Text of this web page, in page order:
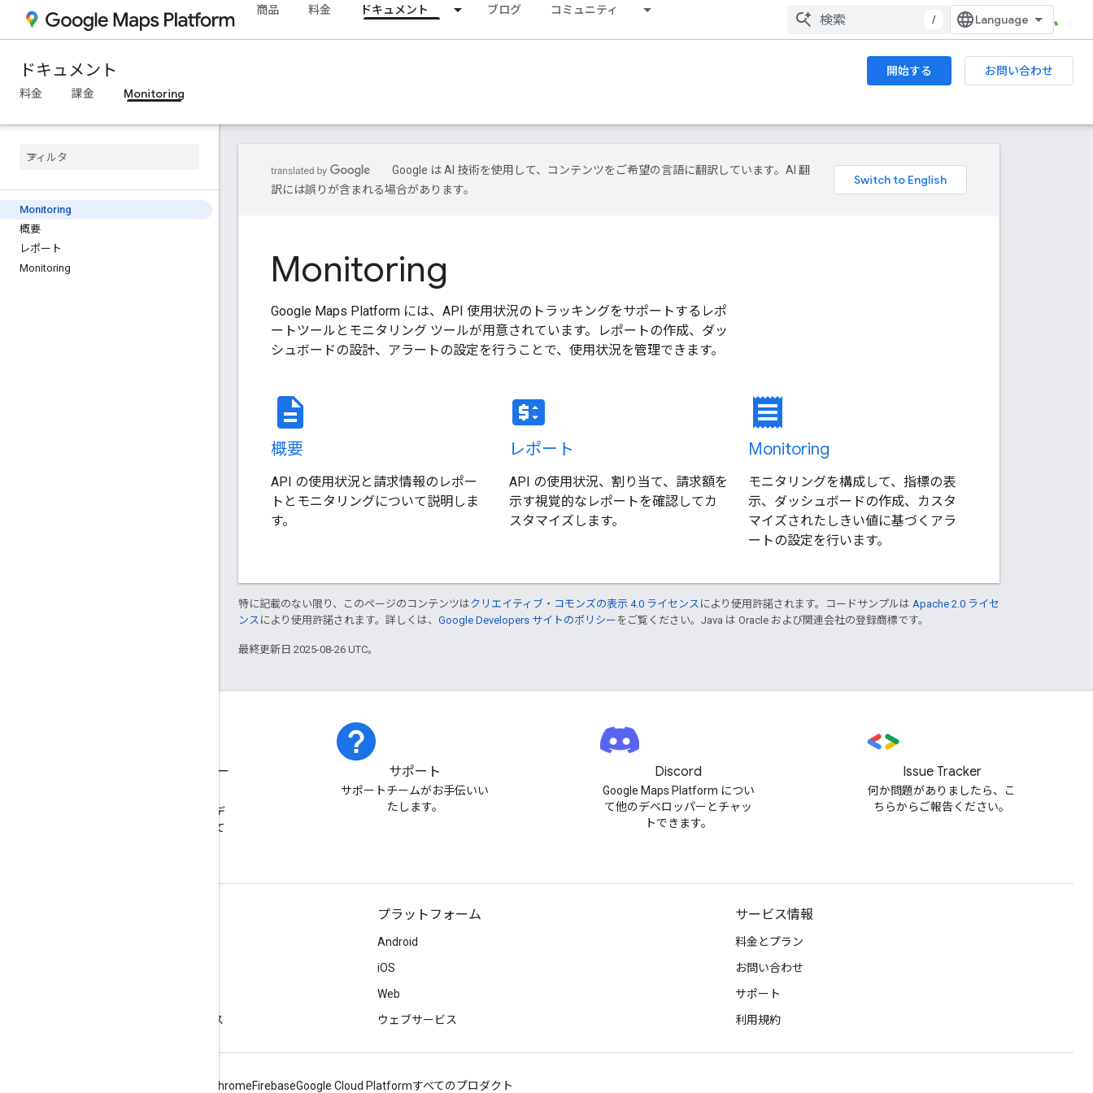
商品 料金 ドキュメント ブログ コミュニティ
/
ドキュメント 開始する
お問い合わせ
料金
課金 Monitoring
Monitoring
概要
レポート
Monitoring
Google は AI 技術を使用して、コンテンツをご希望の言語に翻訳しています。AI 翻
訳には誤りが含まれる場合があります。
Monitoring
Google Maps Platform には、API 使用状況のトラッキングをサポートするレポ
ートツールとモニタリング ツールが用意されています。レポートの作成、ダッ
シュボードの設計、アラートの設定を行うことで、使用状況を管理できます。
description
概要
API の使用状況と請求情報のレポー
トとモニタリングについて説明しま
す。
price_change
レポート
API の使用状況、割り当て、請求額を
示す視覚的なレポートを確認してカ
スタマイズします。
receipt
Monitoring
モニタリングを構成して、指標の表
示、ダッシュボードの作成、カスタ
マイズされたしきい値に基づくアラ
ートの設定を行います。
特に記載のない限り、このページのコンテンツはクリエイティブ・コモンズの表示 4.0 ライセンス により使用許諾されます。コードサンプルは Apache 2.0 ライセ
ンス により使用許諾されます。詳しくは、 Google Developers サイトのポリシー をご覧ください。Java は Oracle および関連会社の登録商標です。
最終更新日 2025-08-26 UTC。
プラットフォームのステー
プラットフォームのインシデ
ントとサービス停止について
サポート
サポートチームがお手伝いい
たします。
Discord
Google Maps Platform につい
て他のデベロッパーとチャッ
トできます。
Issue Tracker
何か問題がありましたら、こ
ちらからご報告ください。
API の保護に関するベスト プラクティス
プラットフォーム
Android
iOS
Web
ウェブサービス
サービス情報
料金とプラン
お問い合わせ
サポート
利用規約
ChromeFirebaseGoogle Cloud Platformすべてのプロダクト